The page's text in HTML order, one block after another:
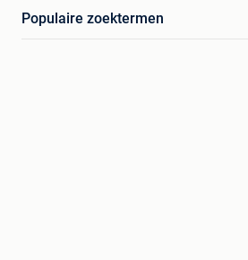
Populaire zoektermen